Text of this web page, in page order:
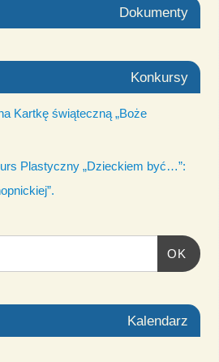
Dokumenty
Konkursy
Kartkę świąteczną „Boże
Plastyczny „Dzieckiem być…”:
OK
Kalendarz